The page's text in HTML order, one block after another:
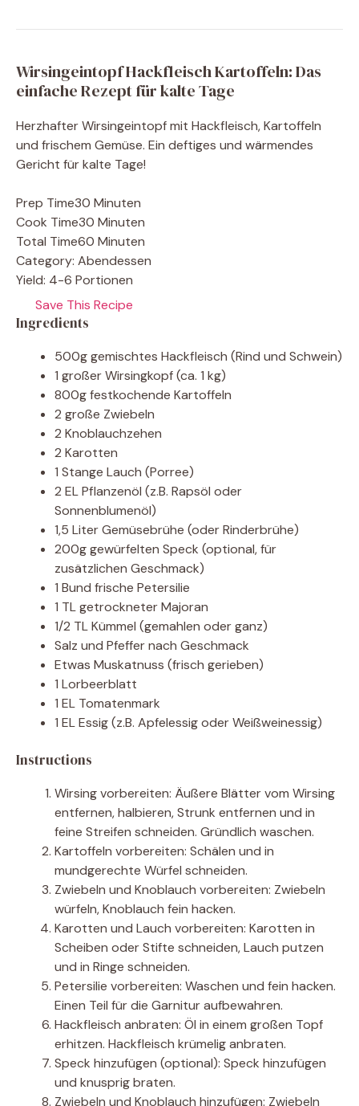
Wirsingeintopf Hackfleisch Kartoffeln: Das
einfache Rezept für kalte Tage
Herzhafter Wirsingeintopf mit Hackfleisch, Kartoffeln
und frischem Gemüse. Ein deftiges und wärmendes
Gericht für kalte Tage!
Prep Time30 Minuten
Cook Time30 Minuten
Total Time60 Minuten
Category: Abendessen
Yield: 4-6 Portionen
Save This Recipe
Ingredients
500g gemischtes Hackfleisch (Rind und Schwein)
1 großer Wirsingkopf (ca. 1 kg)
800g festkochende Kartoffeln
2 große Zwiebeln
2 Knoblauchzehen
2 Karotten
1 Stange Lauch (Porree)
2 EL Pflanzenöl (z.B. Rapsöl oder
Sonnenblumenöl)
1,5 Liter Gemüsebrühe (oder Rinderbrühe)
200g gewürfelten Speck (optional, für
zusätzlichen Geschmack)
1 Bund frische Petersilie
1 TL getrockneter Majoran
1/2 TL Kümmel (gemahlen oder ganz)
Salz und Pfeffer nach Geschmack
Etwas Muskatnuss (frisch gerieben)
1 Lorbeerblatt
1 EL Tomatenmark
1 EL Essig (z.B. Apfelessig oder Weißweinessig)
Instructions
Wirsing vorbereiten: Äußere Blätter vom Wirsing
entfernen, halbieren, Strunk entfernen und in
feine Streifen schneiden. Gründlich waschen.
Kartoffeln vorbereiten: Schälen und in
mundgerechte Würfel schneiden.
Zwiebeln und Knoblauch vorbereiten: Zwiebeln
würfeln, Knoblauch fein hacken.
Karotten und Lauch vorbereiten: Karotten in
Scheiben oder Stifte schneiden, Lauch putzen
und in Ringe schneiden.
Petersilie vorbereiten: Waschen und fein hacken.
Einen Teil für die Garnitur aufbewahren.
Hackfleisch anbraten: Öl in einem großen Topf
erhitzen. Hackfleisch krümelig anbraten.
Speck hinzufügen (optional): Speck hinzufügen
und knusprig braten.
Zwiebeln und Knoblauch hinzufügen: Zwiebeln